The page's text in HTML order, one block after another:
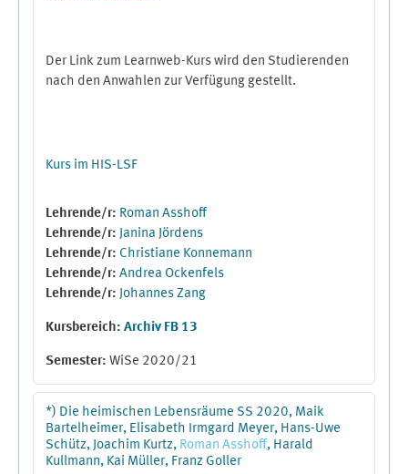
Der Link zum Learnweb-Kurs wird den Studierenden
nach den Anwahlen zur Verfügung gestellt.
Kurs im HIS-LSF
Lehrende/r: Roman Asshoff
Lehrende/r: Janina Jördens
Lehrende/r: Christiane Konnemann
Lehrende/r: Andrea Ockenfels
Lehrende/r: Johannes Zang
Kursbereich: Archiv FB 13
Semester: WiSe 2020/21
*) Die heimischen Lebensräume SS 2020, Maik
Bartelheimer, Elisabeth Irmgard Meyer, Hans-Uwe
Schütz, Joachim Kurtz, Roman Asshoff, Harald
Kullmann, Kai Müller, Franz Goller